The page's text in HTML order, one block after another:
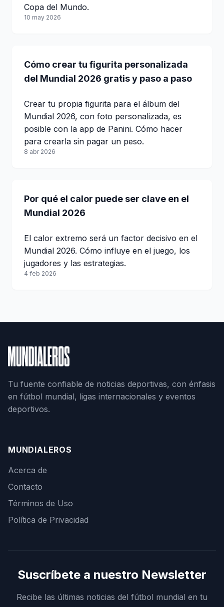
Copa del Mundo.
10 may 2026
Cómo crear tu figurita personalizada
del Mundial 2026 gratis y paso a paso
Crear tu propia figurita para el álbum del
Mundial 2026, con foto personalizada, es
posible con la app de Panini. Cómo hacer
para crearla sin pagar un peso.
8 abr 2026
Por qué el calor puede ser clave en el
Mundial 2026
El calor extremo será un factor decisivo en el
Mundial 2026. Cómo influye en el juego, los
jugadores y las estrategias.
4 feb 2026
Tu fuente confiable de noticias deportivas, con énfasis
en fútbol mundial, ligas internacionales y eventos
deportivos.
MUNDIALEROS
Acerca de
Contacto
Términos de Uso
Política de Privacidad
Suscríbete a nuestro Newsletter
Recibe las últimas noticias del fútbol mundial en tu